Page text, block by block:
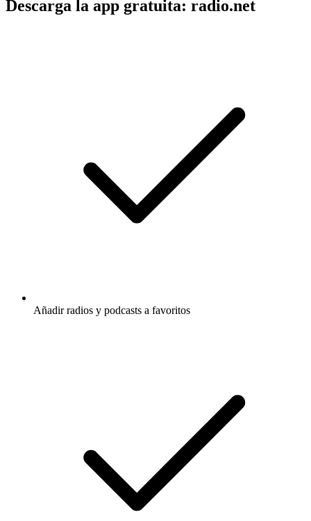
Descarga la app gratuita: radio.net
Añadir radios y podcasts a favoritos